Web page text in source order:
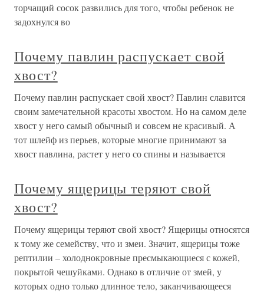
торчащий сосок развились для того, чтобы ребенок не
задохнулся во
Почему павлин распускает свой
хвост?
Почему павлин распускает свой хвост? Павлин славится
своим замечательной красоты хвостом. Но на самом деле
хвост у него самый обычный и совсем не красивый. А
тот шлейф из перьев, которые многие принимают за
хвост павлина, растет у него со спины и называется
Почему ящерицы теряют свой
хвост?
Почему ящерицы теряют свой хвост? Ящерицы относятся
к тому же семейству, что и змеи. Значит, ящерицы тоже
рептилии – холоднокровные пресмыкающиеся с кожей,
покрытой чешуйками. Однако в отличие от змей, у
которых одно только длинное тело, заканчивающееся